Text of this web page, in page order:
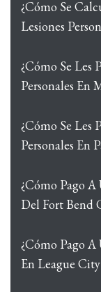
¿Cómo Se
Lesiones
¿Cómo Se Les
Personales En
¿Cómo Se Les
Personales En
¿Cómo Pago A
Del Fort Bend
¿Cómo Pago A
En League